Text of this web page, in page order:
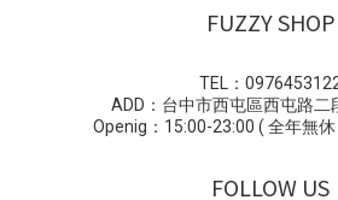
FUZZY SHOP
TEL：
ADD：台中市西屯區西屯路二
Openig：15:00-23:00 ( 全年無休
FOLLOW US